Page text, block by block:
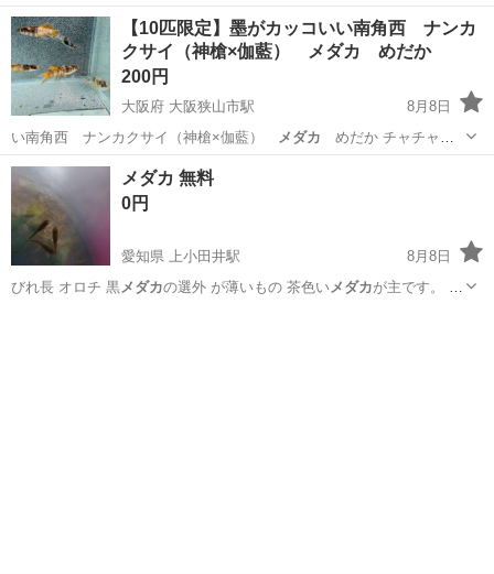
レックウザ まず… トで【🔎レックウザメダカ】検索してみてくだ…
2024年埼玉県の
メダカ屋「サバンナ」様が… 趣味で飼育しているメダ
カですので神経質な方…
大阪 枚方市 光善寺駅 その他
【10匹限定】墨がカッコいい南角西 ナンカ
クサイ（神槍×伽藍） メダカ めだか
200円
大阪府 大阪狭山市駅
8月8日
い南角西 ナンカクサイ（神槍×伽藍）
メダカ めだか チャチャめ
だかさんから譲っ…
大阪 大阪狭山市 大阪狭山市駅
メダカ 無料
0円
愛知県 上小田井駅
8月8日
びれ長 オロチ 黒メダカ の選外 が薄いもの 茶色いメダカが主です。 一